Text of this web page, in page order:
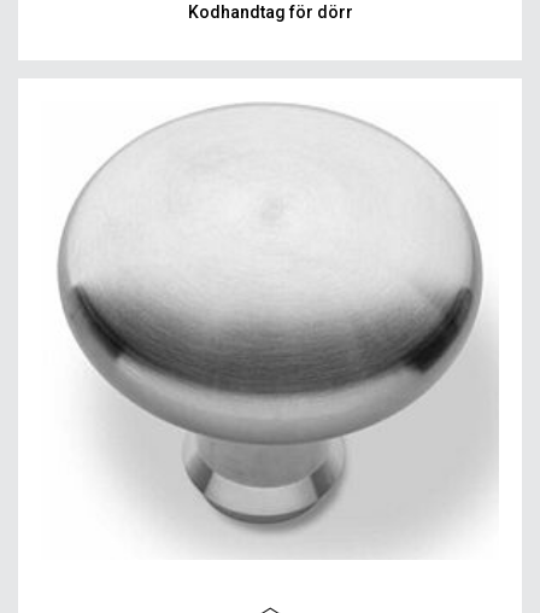
Kodhandtag för dörr